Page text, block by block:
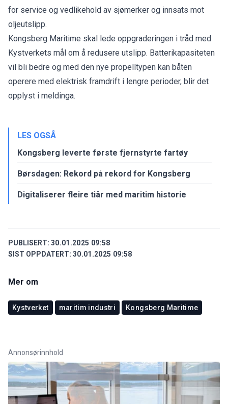
for service og vedlikehold av sjømerker og innsats mot
oljeutslipp.
Kongsberg Maritime skal lede oppgraderingen i tråd med
Kystverkets mål om å redusere utslipp. Batterikapasiteten
vil bli bedre og med den nye propelltypen kan båten
operere med elektrisk framdrift i lengre perioder, blir det
opplyst i meldinga.
LES OGSÅ
Kongsberg leverte første fjernstyrte fartøy
Børsdagen: Rekord på rekord for Kongsberg
Digitaliserer fleire tiår med maritim historie
PUBLISERT: 30.01.2025 09:58
SIST OPPDATERT: 30.01.2025 09:58
Mer om
Kystverket maritim industri Kongsberg Maritime
Annonsørinnhold